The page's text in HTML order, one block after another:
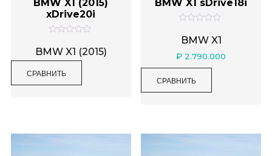
BMW X1 (2015)
xDrive20i
ц
е
к
BMW X1 (2015)
СРАВНИТЬ
BMW X1 sDrive18i
ц
е
н
к
а
0
и
з
BMW X1
₽ 2.790.000
СРАВНИТЬ